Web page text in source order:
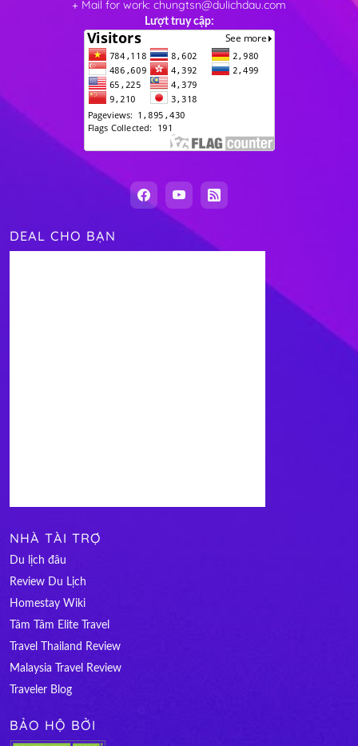
+ Mail for work: chungtsn@dulichdau.com
Lượt truy cập:
DEAL CHO BẠN
NHÀ TÀI TRỢ
Du lịch đâu
Review Du Lịch
Homestay Wiki
Tâm Tâm Elite Travel
Travel Thailand Review
Malaysia Travel Review
Traveler Blog
BẢO HỘ BỞI